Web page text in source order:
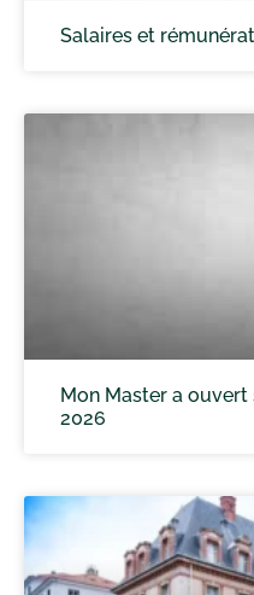
Salaires et
Mon Master a
2026